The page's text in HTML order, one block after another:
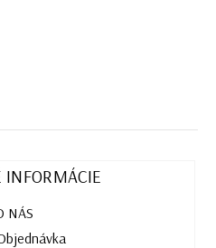
INFORMÁCIE
NÁS